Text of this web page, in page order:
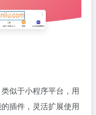
似于小程序平台，用
插件，灵活扩展使用